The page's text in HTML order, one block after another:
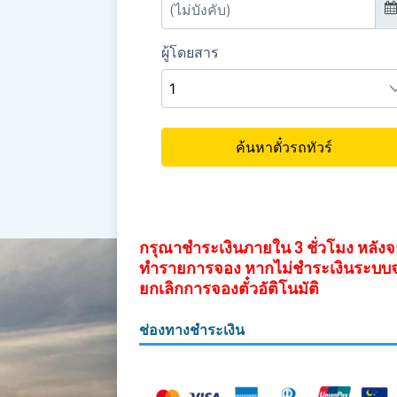
กรุณาชำระเงินภายใน 3 ชั่วโมง หลัง
ทำรายการจอง หากไม่ชำระเงินระบบ
ยกเลิกการจองตั๋วอัติโนมัติ
ช่องทางชำระเงิน